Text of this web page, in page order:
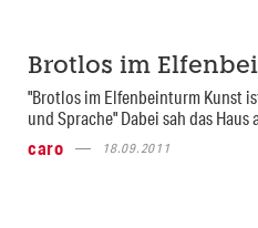
Brotlos im
"Brotlos im Elfenbeinturm Kunst
und Sprache" Dabei sah das Haus
caro
18.09.2011